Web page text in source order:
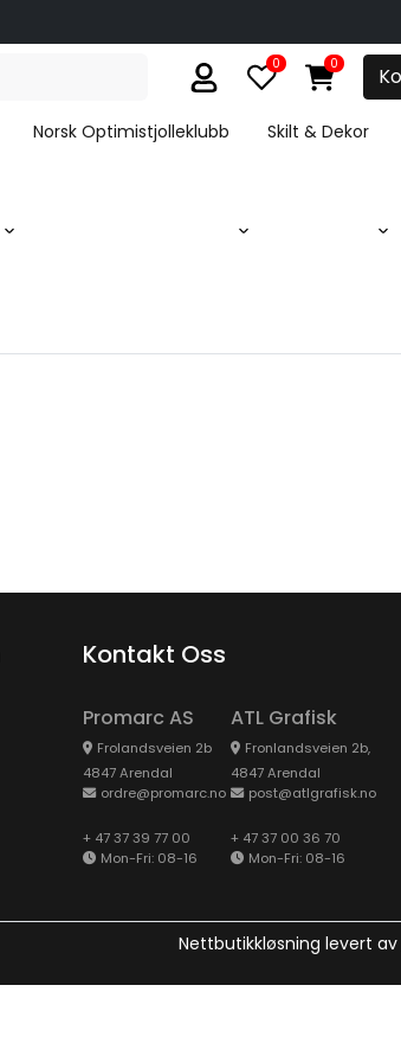
0 0
Norsk Optimistjolleklubb Skilt & Dekor
Kontakt Oss
Promarc AS
Frolandsveien 2b
4847 Arendal
ordre@promarc.no
+ 47 37 39 77 00
Mon-Fri: 08-16
ATL Grafisk
Fronlandsveien 2b,
4847 Arendal
post@atlgrafisk.no
+ 47 37 00 36 70
Mon-Fri: 08-16
Nettbutikkløsning levert av